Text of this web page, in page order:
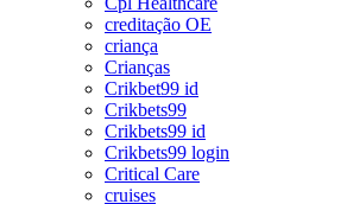
creditação OE
criança
Crianças
Crikbet99 id
Crikbets99
Crikbets99 id
Crikbets99 login
Critical Care
cruises